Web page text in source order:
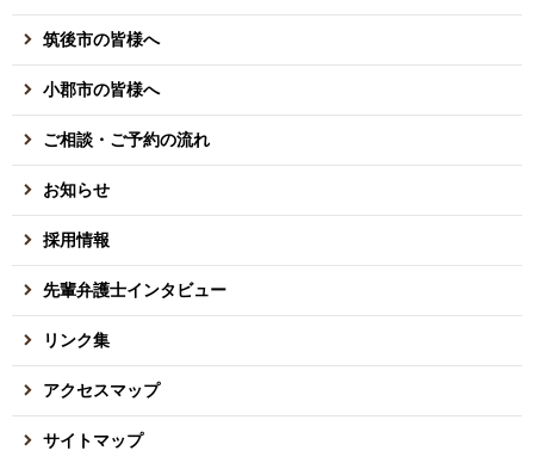
筑後市の皆様へ
小郡市の皆様へ
ご相談・ご予約の流れ
お知らせ
採用情報
先輩弁護士インタビュー
リンク集
アクセスマップ
サイトマップ